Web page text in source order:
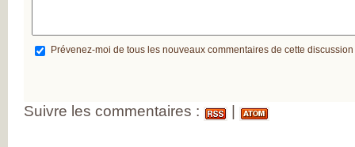
D’ARTHROSE
DOULEUR ET
Prévenez-moi de tous les nouveaux commentaires de cette
Suivre les commentaires :